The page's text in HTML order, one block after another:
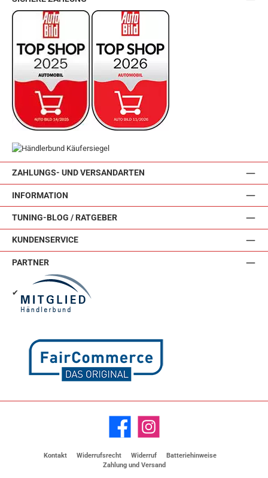
ZAHLUNGS- UND VERSANDARTEN
INFORMATION
TUNING-BLOG / RATGEBER
KUNDENSERVICE
PARTNER
✔
Facebook Instagram
Kontakt Widerrufsrecht Widerruf
Batteriehinweise
Zahlung und Versand